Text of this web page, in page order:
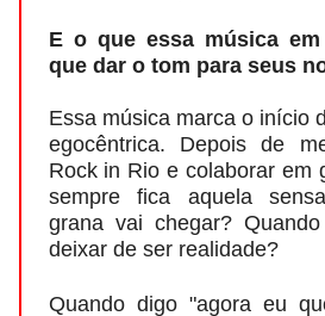
E o que essa música
que dar o tom para seus
Essa música marca o início
egocêntrica. Depois de
Rock in Rio e colaborar em
sempre fica aquela
grana vai chegar?
deixar de ser realidade?
Quando digo "agora eu